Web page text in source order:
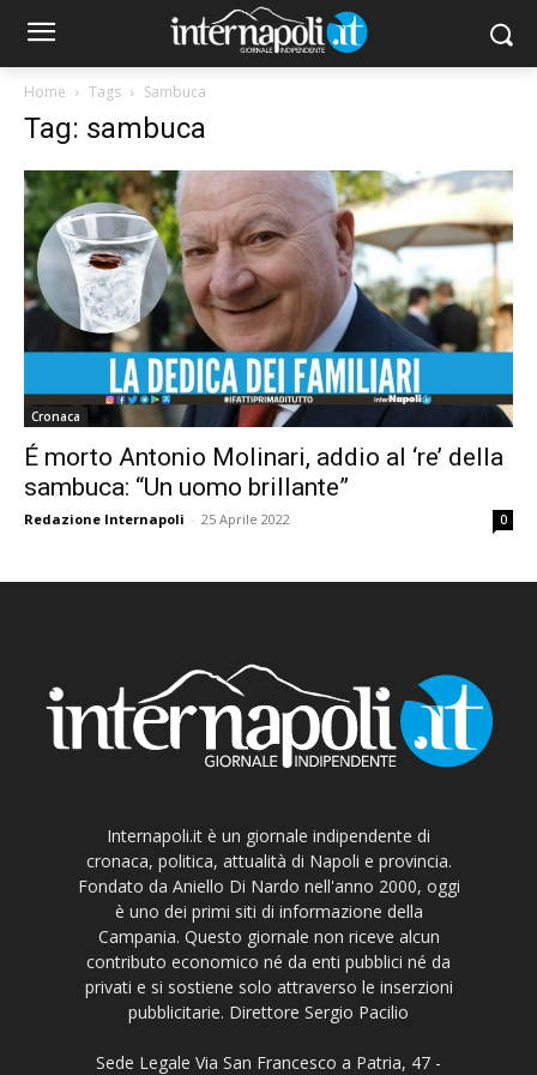
Home Tags Sambuca
Tag: sambuca
Cronaca
É morto Antonio Molinari, addio al ‘re’ della
sambuca: “Un uomo brillante”
Redazione Internapoli - 25 Aprile 2022 0
Internapoli.it è un giornale indipendente di
cronaca, politica, attualità di Napoli e provincia.
Fondato da Aniello Di Nardo nell'anno 2000, oggi
è uno dei primi siti di informazione della
Campania. Questo giornale non riceve alcun
contributo economico né da enti pubblici né da
privati e si sostiene solo attraverso le inserzioni
pubblicitarie. Direttore Sergio Pacilio
Sede Legale Via San Francesco a Patria, 47 -